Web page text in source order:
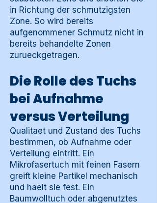
in Richtung der schmutzigsten
Zone. So wird bereits
aufgenommener Schmutz nicht in
bereits behandelte Zonen
zurueckgetragen.
Die Rolle des Tuchs
bei Aufnahme
versus Verteilung
Qualitaet und Zustand des Tuchs
bestimmen, ob Aufnahme oder
Verteilung eintritt. Ein
Mikrofasertuch mit feinen Fasern
greift kleine Partikel mechanisch
und haelt sie fest. Ein
Baumwolltuch oder abgenutztes